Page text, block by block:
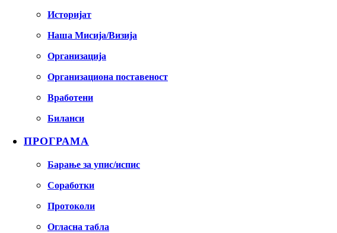
Историјат
Наша Мисија/Визија
Организација
Организациона поставеност
Вработени
Биланси
ПРОГРАМА
Барање за упис/испис
Соработки
Протоколи
Огласна табла